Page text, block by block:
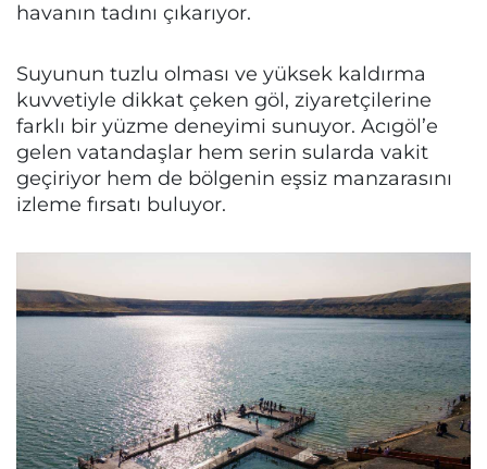
havanın tadını çıkarıyor.
Suyunun tuzlu olması ve yüksek kaldırma
kuvvetiyle dikkat çeken göl, ziyaretçilerine
farklı bir yüzme deneyimi sunuyor. Acıgöl’e
gelen vatandaşlar hem serin sularda vakit
geçiriyor hem de bölgenin eşsiz manzarasını
izleme fırsatı buluyor.